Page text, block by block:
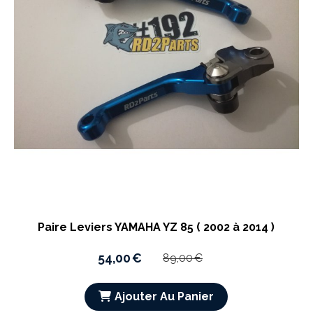
Paire Leviers YAMAHA YZ 85 ( 2002 à 2014 )
54,00€ 89,00€
Ajouter Au Panier